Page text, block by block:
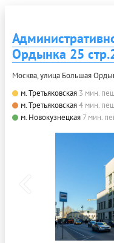
Ордынка 25
Москва, улица Большая
м. Третьяковская 3 мин.
м. Третьяковская4 мин.
м. Новокузнецкая 7 мин.